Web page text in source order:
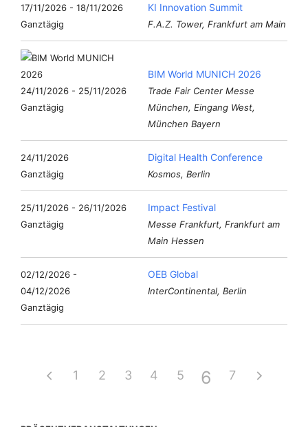
17/11/2026 - 18/11/2026
Ganztägig
KI Innovation Summit
F.A.Z. Tower, Frankfurt am Main
24/11/2026 - 25/11/2026
Ganztägig
BIM World MUNICH 2026
Trade Fair Center Messe
München, Eingang West,
München Bayern
24/11/2026
Ganztägig
Digital Health Conference
Kosmos, Berlin
25/11/2026 - 26/11/2026
Ganztägig
Impact Festival
Messe Frankfurt, Frankfurt am
Main Hessen
02/12/2026 -
04/12/2026
Ganztägig
OEB Global
InterContinental, Berlin
1 2 3 4 5 6 7